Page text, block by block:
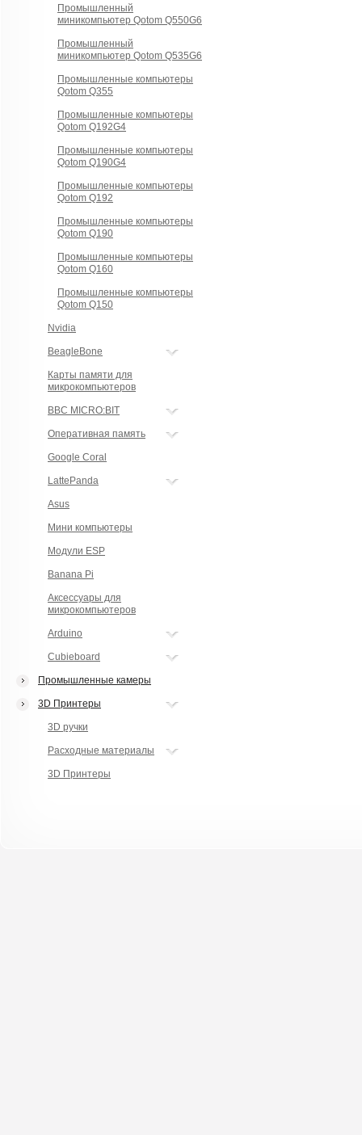
Промышленный
миникомпьютер Qotom Q550G6
Промышленный
миникомпьютер Qotom Q535G6
Промышленные компьютеры
Qotom Q355
Промышленные компьютеры
Qotom Q192G4
Промышленные компьютеры
Qotom Q190G4
Промышленные компьютеры
Qotom Q192
Промышленные компьютеры
Qotom Q190
Промышленные компьютеры
Qotom Q160
Промышленные компьютеры
Qotom Q150
Nvidia
BeagleBone
Карты памяти для
микрокомпьютеров
BBC MICRO:BIT
Оперативная память
Google Coral
LattePanda
Asus
Мини компьютеры
Модули ESP
Banana Pi
Аксессуары для
микрокомпьютеров
Arduino
Cubieboard
Промышленные камеры
3D Принтеры
3D ручки
Расходные материалы
3D Принтеры